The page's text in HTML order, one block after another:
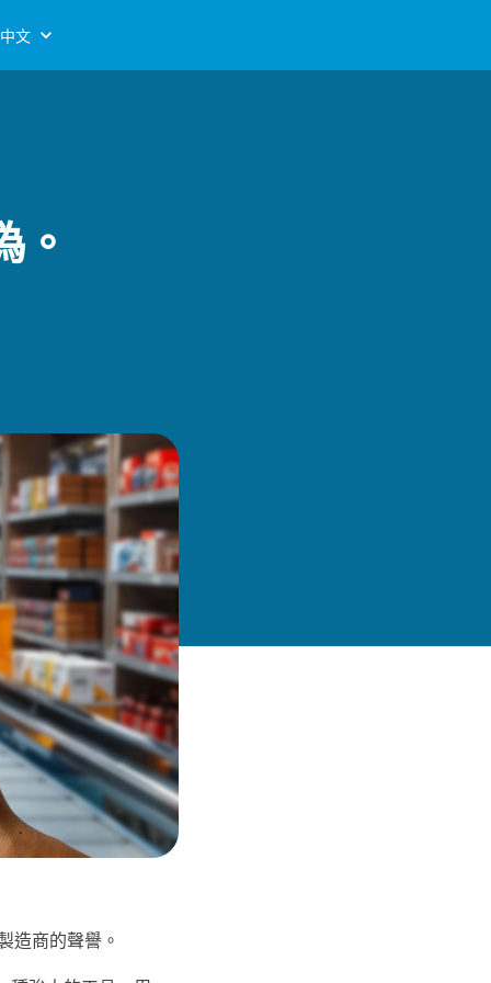
文
。
造商的聲譽。